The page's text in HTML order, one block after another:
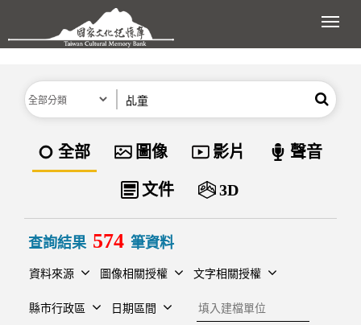
跳到主要內容區塊
展
分類 搜尋
資料類型
全部 圖像 影片 聲音
文件 3D
查詢結果 574 筆資料
資料來源 圖像相關授權 文字相關授權
縣市行政區 日期區間
建檔單位